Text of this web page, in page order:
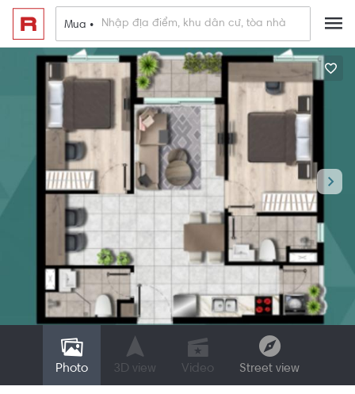
Mua •
Photo 3D view Video Street view